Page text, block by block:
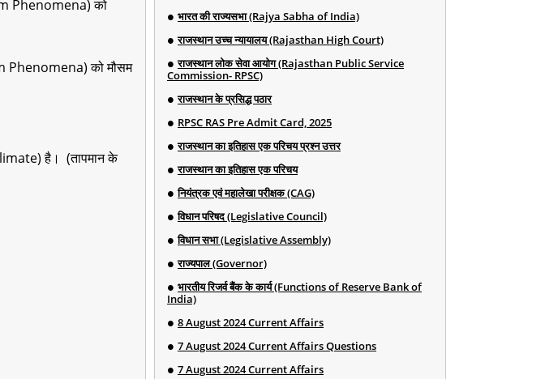
Phenomena) को
Phenomena) को मौसम
है। (तापमान के
भारत की राज्यसभा (Rajya Sabha of India)
राजस्थान उच्च न्यायालय (Rajasthan High Court)
राजस्थान लोक सेवा आयोग (Rajasthan Public Service
Commission- RPSC)
राजस्थान के प्रसिद्ध पठार
RPSC RAS Pre Admit Card, 2025
राजस्थान का इतिहास एक परिचय प्रश्न उत्तर
राजस्थान का इतिहास एक परिचय
नियंत्रक एवं महालेखा परीक्षक (CAG)
विधान परिषद (Legislative Council)
विधान सभा (Legislative Assembly)
राज्यपाल (Governor)
भारतीय रिजर्व बैंक के कार्य (Functions of Reserve Bank of
India)
8 August 2024 Current Affairs
7 August 2024 Current Affairs Questions
7 August 2024 Current Affairs